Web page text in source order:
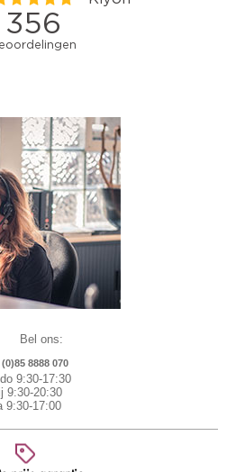
Bel ons:
(0)85 8888 070
9:30-17:30
9:30-20:30
9:30-17:00